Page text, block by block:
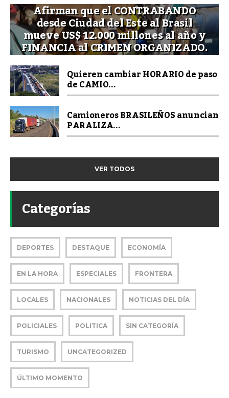
Afirman que el CONTRABANDO
desde Ciudad del Este al Brasil
mueve US$ 12.000 millones al año y
FINANCIA al CRIMEN ORGANIZADO.
Quieren cambiar HORARIO de paso
de CAMIO...
Camioneros BRASILEÑOS anuncian
PARALIZA...
VER TODOS
Categorías
DEPORTES DESTAQUE ECONOMÍA
EN LA HORA ESPECIALES FRONTERA
LOCALES NACIONALES NOTICIAS DEL DÍA
POLICIALES POLITICA SIN CATEGORÍA
TURISMO UNCATEGORIZED
ÚLTIMO MOMENTO